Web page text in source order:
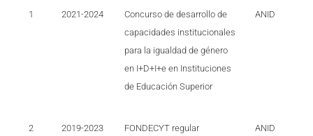
1 2021-2024
Concurso de desarrollo de
capacidades institucionales
para la igualdad de género
en I+D+I+e en Instituciones
de Educación Superior
ANID
2 2019-2023 FONDECYT regular ANID